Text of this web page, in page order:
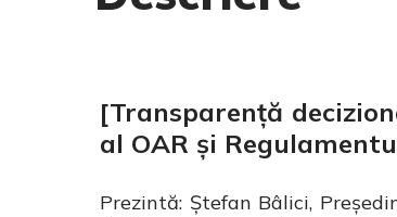
[Transparență
al OAR și
Prezintă: Ștefan Bâlici,